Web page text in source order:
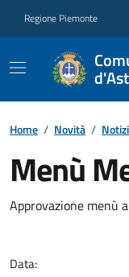
Regione Piemonte
Home / Novità /
Menù
Approvazione menù
Data: